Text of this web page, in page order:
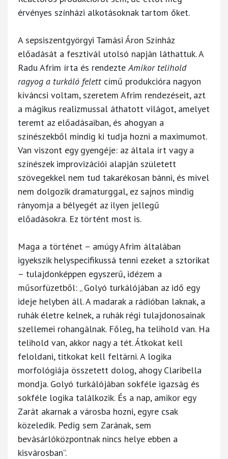
érvényes színházi alkotásoknak tartom őket.
A sepsiszentgyörgyi Tamási Áron Színház
előadását a fesztivál utolsó napján láthattuk. A
Radu Afrim írta és rendezte Amikor telihold
ragyog a turkáló felettcímű produkcióra nagyon
kíváncsi voltam, szeretem Afrim rendezéseit, azt
a mágikus realizmussal áthatott világot, amelyet
teremt az előadásaiban, és ahogyan a
színészekből mindig ki tudja hozni a maximumot.
Van viszont egy gyengéje: az általa írt vagy a
színészek improvizációi alapján született
szövegekkel nem tud takarékosan bánni, és mivel
nem dolgozik dramaturggal, ez sajnos mindig
rányomja a bélyegét az ilyen jellegű
előadásokra. Ez történt most is.
Maga a történet – amúgy Afrim általában
igyekszik helyspecifikussá tenni ezeket a sztorikat
– tulajdonképpen egyszerű, idézem a
műsorfüzetből: „ Golyó turkálójában az idő egy
ideje helyben áll. A madarak a rádióban laknak, a
ruhák életre kelnek, a ruhák régi tulajdonosainak
szellemei rohangálnak. Főleg, ha telihold van. Ha
telihold van, akkor nagy a tét. Átkokat kell
feloldani, titkokat kell feltárni. A logika
morfológiája összetett dolog, ahogy Claribella
mondja. Golyó turkálójában sokféle igazság és
sokféle logika találkozik. És a nap, amikor egy
Zarát akarnak a városba hozni, egyre csak
közeledik. Pedig sem Zarának, sem
bevásárlóközpontnak nincs helye ebben a
kisvárosban”.